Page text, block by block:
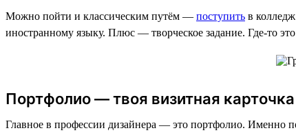
Можно пойти и классическим путём — поступить в
иностранному языку. Плюс — творческое задание. Где-то
Портфолио — твоя визитная карточка
Главное в профессии дизайнера — это портфолио. Именно